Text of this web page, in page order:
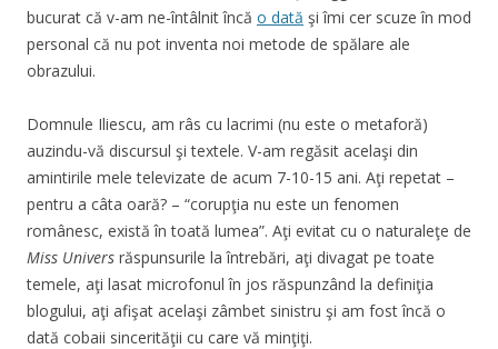
bucurat că v-am ne-întâlnit încă o dată şi îmi cer scuze în mod
personal că nu pot inventa noi metode de spălare ale
obrazului.
Domnule Iliescu, am râs cu lacrimi (nu este o metaforă)
auzindu-vă discursul şi textele. V-am regăsit acelaşi din
amintirile mele televizate de acum 7-10-15 ani. Aţi repetat –
pentru a câta oară? – “corupţia nu este un fenomen
românesc, există în toată lumea”. Aţi evitat cu o naturaleţe de
Miss Univers răspunsurile la întrebări, aţi divagat pe toate
temele, aţi lasat microfonul în jos răspunzând la definiţia
blogului, aţi afişat acelaşi zâmbet sinistru şi am fost încă o
dată cobaii sincerităţii cu care vă minţiţi.